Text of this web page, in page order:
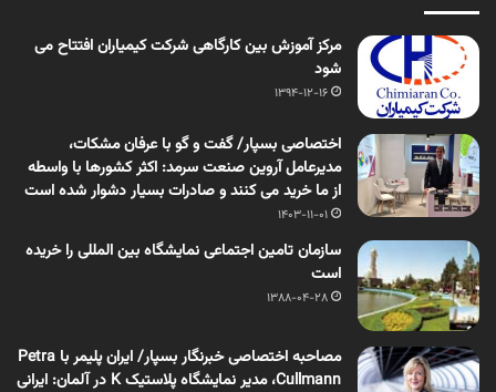
مرکز آموزش بین کارگاهی شرکت کیمیاران افتتاح می
شود
1394-12-16
اختصاصی بسپار/ گفت و گو با عرفان مشکات،
مدیرعامل آروین صنعت سرمد: اکثر کشورها با واسطه
از ما خرید می کنند و صادرات بسیار دشوار شده است
1403-11-01
سازمان تامین اجتماعی نمایشگاه بین المللی را خریده
است
1388-04-28
مصاحبه اختصاصی خبرنگار بسپار/ ایران پلیمر با Petra
Cullmann، مدیر نمایشگاه پلاستیک K در آلمان: ایرانی